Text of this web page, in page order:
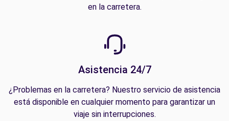
en la carretera.
Asistencia 24/7
¿Problemas en la carretera? Nuestro servicio de asistencia
está disponible en cualquier momento para garantizar un
viaje sin interrupciones.